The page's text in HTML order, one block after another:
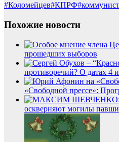
#Коломейцев#КПРФ
Похожие новости
прошедших выборов
противоречий? О датах 4
«Свободной прессе»:
оскверняют могилы